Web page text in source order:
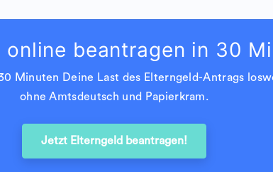
online beantragen in 30
Minuten Deine Last des Elterngeld-Antrags
ohne Amtsdeutsch und Papierkram.
Jetzt Elterngeld beantragen!